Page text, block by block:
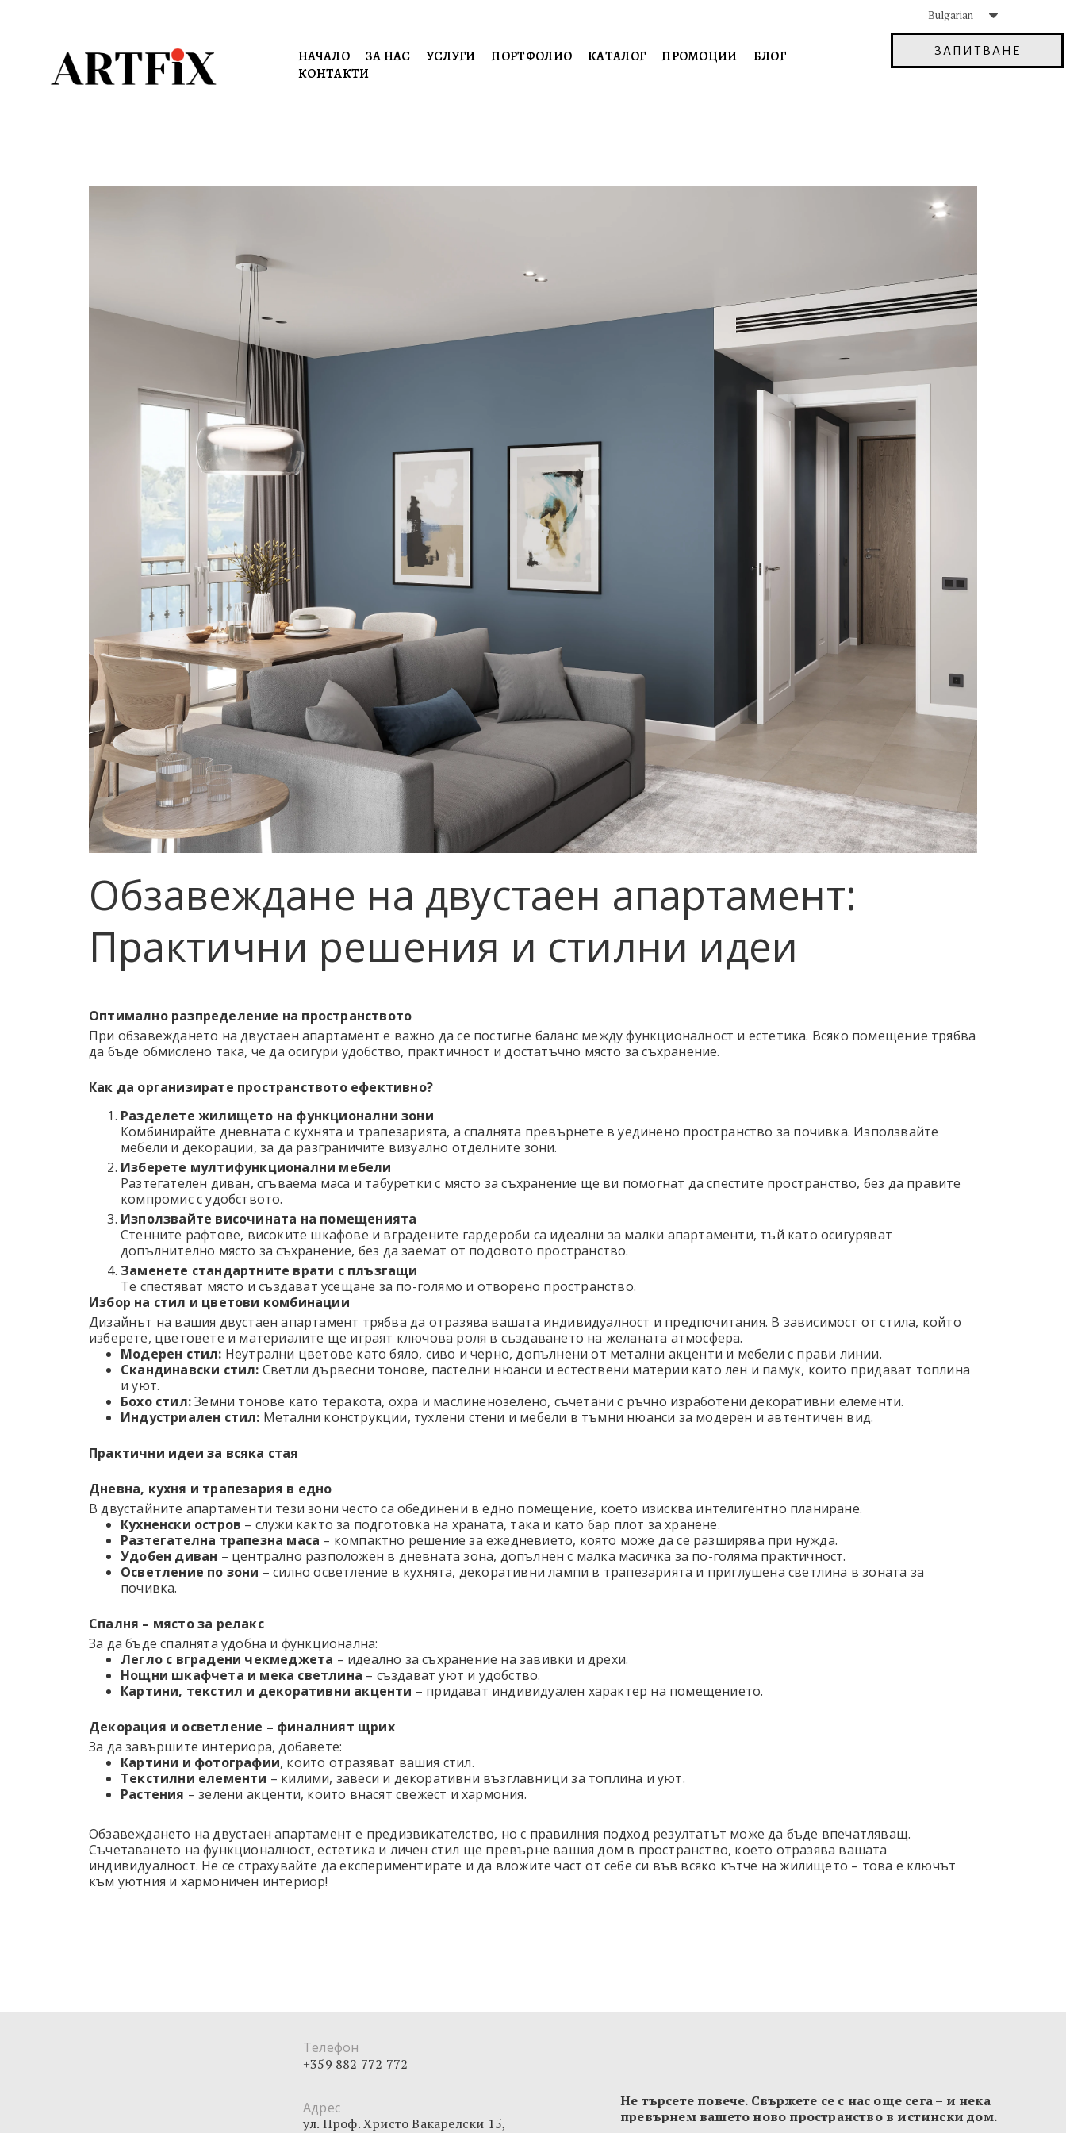
Bulgarian
НАЧАЛО ЗА НАС УСЛУГИ ПОРТФОЛИО КАТАЛОГ ПРОМОЦИИ
БЛОГ
КОНТАКТИ
ЗАПИТВАНЕ
Обзавеждане на двустаен апартамент:
Практични решения и стилни идеи
Оптимално разпределение на пространството
При обзавеждането на двустаен апартамент е важно да се постигне баланс между функционалност и естетика. Всяко помещение трябва
да бъде обмислено така, че да осигури удобство, практичност и достатъчно място за съхранение.
Как да организирате пространството ефективно?
Разделете жилището на функционални зони
Комбинирайте дневната с кухнята и трапезарията, а спалнята превърнете в уединено пространство за почивка. Използвайте
мебели и декорации, за да разграничите визуално отделните зони.
Изберете мултифункционални мебели
Разтегателен диван, сгъваема маса и табуретки с място за съхранение ще ви помогнат да спестите пространство, без да правите
компромис с удобството.
Използвайте височината на помещенията
Стенните рафтове, високите шкафове и вградените гардероби са идеални за малки апартаменти, тъй като осигуряват
допълнително място за съхранение, без да заемат от подовото пространство.
Заменете стандартните врати с плъзгащи
Те спестяват място и създават усещане за по-голямо и отворено пространство.
Избор на стил и цветови комбинации
Дизайнът на вашия двустаен апартамент трябва да отразява вашата индивидуалност и предпочитания. В зависимост от стила, който
изберете, цветовете и материалите ще играят ключова роля в създаването на желаната атмосфера.
Модерен стил: Неутрални цветове като бяло, сиво и черно, допълнени от метални акценти и мебели с прави линии.
Скандинавски стил: Светли дървесни тонове, пастелни нюанси и естествени материи като лен и памук, които придават топлина
и уют.
Бохо стил:Земни тонове като теракота, охра и маслиненозелено, съчетани с ръчно изработени декоративни елементи.
Индустриален стил: Метални конструкции, тухлени стени и мебели в тъмни нюанси за модерен и автентичен вид.
Практични идеи за всяка стая
Дневна, кухня и трапезария в едно
В двустайните апартаменти тези зони често са обединени в едно помещение, което изисква интелигентно планиране.
Кухненски остров – служи както за подготовка на храната, така и като бар плот за хранене.
Разтегателна трапезна маса – компактно решение за ежедневието, която може да се разширява при нужда.
Удобен диван – централно разположен в дневната зона, допълнен с малка масичка за по-голяма практичност.
Осветление по зони – силно осветление в кухнята, декоративни лампи в трапезарията и приглушена светлина в зоната за
почивка.
Спалня – място за релакс
За да бъде спалнята удобна и функционална:
Легло с вградени чекмеджета – идеално за съхранение на завивки и дрехи.
Нощни шкафчета и мека светлина – създават уют и удобство.
Картини, текстил и декоративни акценти – придават индивидуален характер на помещението.
Декорация и осветление – финалният щрих
За да завършите интериора, добавете:
Картини и фотографии, които отразяват вашия стил.
Текстилни елементи – килими, завеси и декоративни възглавници за топлина и уют.
Растения – зелени акценти, които внасят свежест и хармония.
Обзавеждането на двустаен апартамент е предизвикателство, но с правилния подход резултатът може да бъде впечатляващ.
Съчетаването на функционалност, естетика и личен стил ще превърне вашия дом в пространство, което отразява вашата
индивидуалност. Не се страхувайте да експериментирате и да вложите част от себе си във всяко кътче на жилището – това е ключът
към уютния и хармоничен интериор!
Телефон
+359 882 772 772
Адрес
ул. Проф. Христо Вакарелски 15,
Не търсете повече. Свържете се с нас още сега – и нека
превърнем вашето ново пространство в истински дом.